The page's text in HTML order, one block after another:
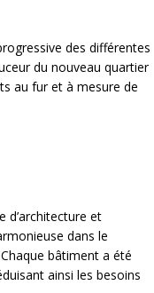
des différentes
du nouveau quartier
au fur et à mesure de
d’architecture et
dans le
bâtiment a été
ainsi les besoins